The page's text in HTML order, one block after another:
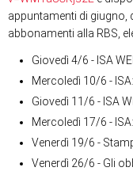
appuntamenti di
abbonamenti alla RBS,
Giovedì 4/6 - ISA
Mercoledì 10/6 -
Giovedì 11/6 - ISA
Mercoledì 17/6 -
Venerdì 19/6 -
Venerdì 26/6 - Gli